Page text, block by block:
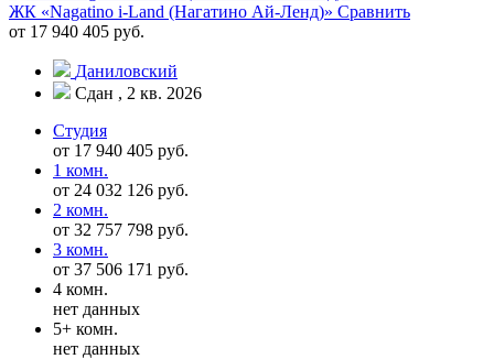
ЖК «Nagatino i-Land (Нагатино Ай-Ленд)» Сравнить
от 17 940 405 руб.
Даниловский
Сдан , 2 кв. 2026
Студия
от 17 940 405 руб.
1 комн.
от 24 032 126 руб.
2 комн.
от 32 757 798 руб.
3 комн.
от 37 506 171 руб.
4 комн.
нет данных
5+ комн.
нет данных